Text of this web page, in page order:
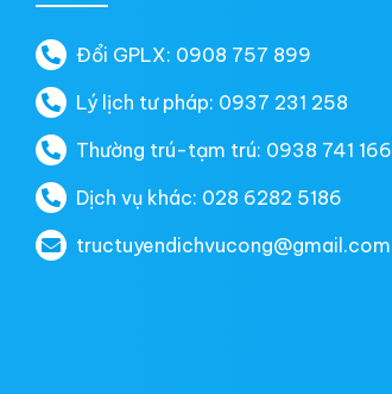
Đổi GPLX: 0908 757 899
Lý lịch tư pháp: 0937 231 258
Thường trú-tạm trú: 0938 741 166
Dịch vụ khác: 028 6282 5186
tructuyendichvucong@gmail.com